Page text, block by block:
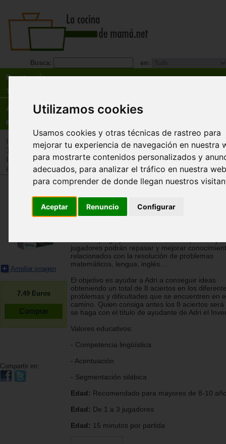
Utilizamos cookies
Usamos cookies y otras técnicas de rastreo para
mejorar tu experiencia de navegación en nuestra
para mostrarte contenidos personalizados y
adecuados, para analizar el tráfico en nuestra
para comprender de donde llegan nuestros
Aceptar Renuncio Configurar
Busca: en:
Recetas
Tienda
Actualidad
Registro
>Tienda>Juguetes infantiles>Juguetes por edad>
12 años
>Tienda>Juguetes infantiles>Juguetes por tipo >
estimulación intelectual y memoria
Ampliar imagen
7.49 Euros
Compartir en:
Átomo
jugadores podrán repasar y mejorar
relacionados con la resolución de problemas
matemáticos, lengua, inglés…
El objetivo es ayudar a Adri a conseguir ideas
obteniendo un total de 8 aciertos en los
problemas y dificultades que se encuentren en
camino. Quien consiga antes los 8 aciertos será
se haga con el título de ayudante de Adri el
Valores educativos:
- Competencia lingüística
- Acentuación
- Segmentación silábica
Edad: Recomendado para mayores de 8-10
Edad: De 1 a 3 jugadores
Edad: 15 minutos por partida